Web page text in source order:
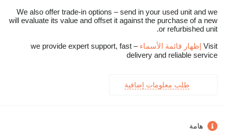
We also offer trade-in options – send in your used unit and we
will evaluate its value and offset it against the purchase of a new
or refurbished unit.
Visit إظهار قائمة الأسماء
– we provide expert support, fast
delivery and reliable service
طلب معلومات إضافية
هامة